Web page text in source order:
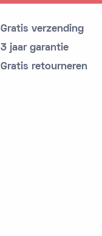
Gratis verzending
3 jaar garantie
Gratis retourneren